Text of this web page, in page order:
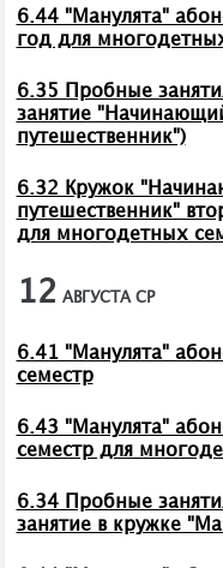
6.44 "Манулята"
год для
6.35 Пробные
занятие
путешественник")
6.32 Кружок
путешественник"
для многодетных
12 АВГУСТА СР
6.41 "Манулята"
семестр
6.43 "Манулята"
семестр для
6.34 Пробные
занятие в кружке